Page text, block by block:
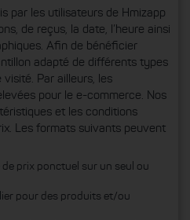
par les utilisateurs de Hmizapp
de reçus, la date, l’heure ainsi
Afin de bénéficier
adapté de différents types
Par ailleurs, les
pour le e-commerce. Nos
et les conditions
Les formats suivants peuvent
prix ponctuel sur un seul ou
pour des produits et/ou